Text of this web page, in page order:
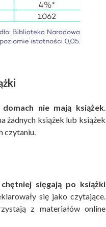
nie mają książek
żadnych książek lub książek
czytaniu.
sięgają po książki
się jako czytające.
z materiałów online